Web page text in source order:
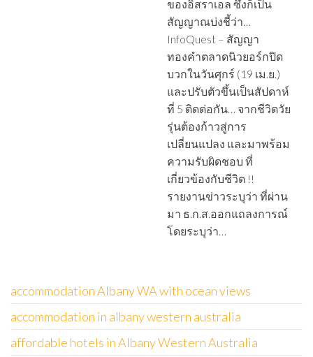
ของอิสราเอล ซึ่งก็เป็น
สัญญาณบ่งชี้ว่า…
InfoQuest – สัญญา
ทองคำตลาดนิวยอร์กปิด
บวกในวันศุกร์ (19 เม.ย.)
และปรับตัวขึ้นเป็นสัปดาห์
ที่ 5 ติดต่อกัน… จากชีวิตวัย
รุ่นต้องก้าวสู่การ
เปลี่ยนแปลง และมาพร้อม
ความรับผิดชอบ ที่
เกี่ยวข้องกับชีวิต !!
รายงานข่าวระบุว่า ที่ผ่าน
มา ธ.ก.ส.ออกแถลงการณ์
โดยระบุว่า…
accommodation Albany WA with ocean views
accommodation in albany western australia
affordable hotels in Albany Western Australia